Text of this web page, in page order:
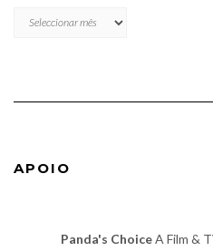
ARQUIVO
APOIO
Panda's ChoiceA Film &